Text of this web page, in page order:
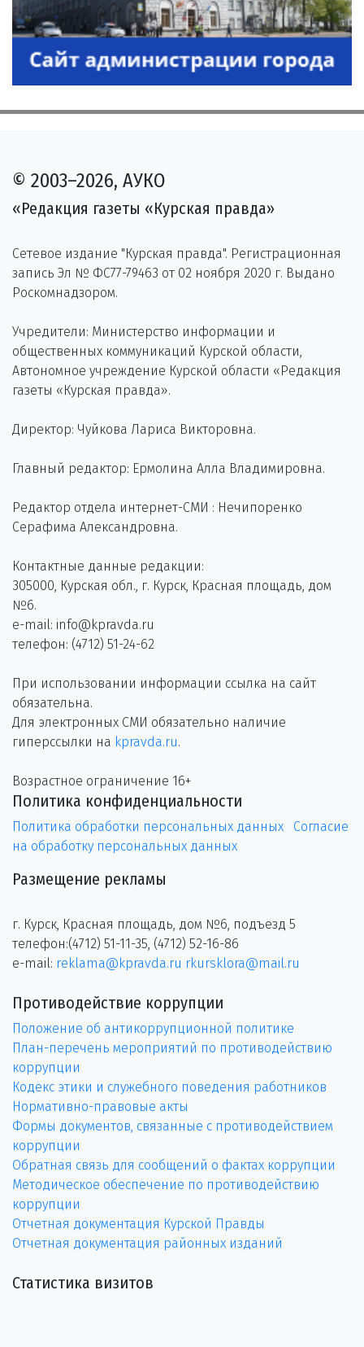
© 2003–2026, АУКО
«Редакция газеты «Курская правда»
Сетевое издание "Курская правда". Регистрационная
запись Эл № ФС77-79463 от 02 ноября 2020 г. Выдано
Роскомнадзором.
Учредители: Министерство информации и
общественных коммуникаций Курской области,
Автономное учреждение Курской области «Редакция
газеты «Курская правда».
Директор: Чуйкова Лариса Викторовна.
Главный редактор: Ермолина Алла Владимировна.
Редактор отдела интернет-СМИ : Нечипоренко
Серафима Александровна.
Контактные данные редакции:
305000, Курская обл., г. Курск, Красная площадь, дом
№6.
e-mail: info@kpravda.ru
телефон: (4712) 51-24-62
При использовании информации ссылка на сайт
обязательна.
Для электронных СМИ обязательно наличие
гиперссылки на kpravda.ru.
Возрастное ограничение 16+
Политика конфиденциальности
Политика обработки персональных данных
Согласие
на обработку персональных данных
Размещение рекламы
г. Курск, Красная площадь, дом №6, подъезд 5
телефон:(4712) 51-11-35, (4712) 52-16-86
e-mail: reklama@kpravda.ru rkursklora@mail.ru
Противодействие коррупции
Положение об антикоррупционной политике
План-перечень мероприятий по противодействию
коррупции
Кодекс этики и служебного поведения работников
Нормативно-правовые акты
Формы документов, связанные с противодействием
коррупции
Обратная связь для сообщений о фактах коррупции
Методическое обеспечение по противодействию
коррупции
Отчетная документация Курской Правды
Отчетная документация районных изданий
Статистика визитов